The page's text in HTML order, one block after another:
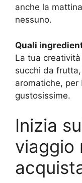
anche la
nessuno.
Quali
La tua
succhi da
aromatiche, per
gustosissime.
Inizia
viaggio